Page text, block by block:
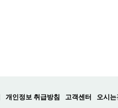
개인정보 취급방침 고객센터
오시는